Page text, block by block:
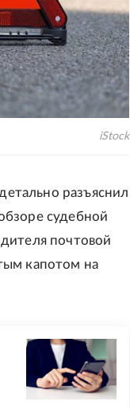
iStock
разъяснил
судебной
почтовой
капотом на